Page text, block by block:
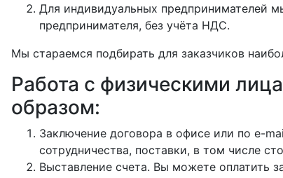
Для индивидуальных предпринимателей
предпринимателя, без учёта НДС.
Мы стараемся подбирать для заказчиков
Работа с физическими
образом:
Заключение договора в офисе или по e-
сотрудничества, поставки, в том числе
Выставление счета. Вы можете оплатить